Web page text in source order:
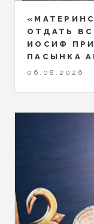
ОТДАТЬ
ИОСИФ
ПАСЫНКА
06.08.2026